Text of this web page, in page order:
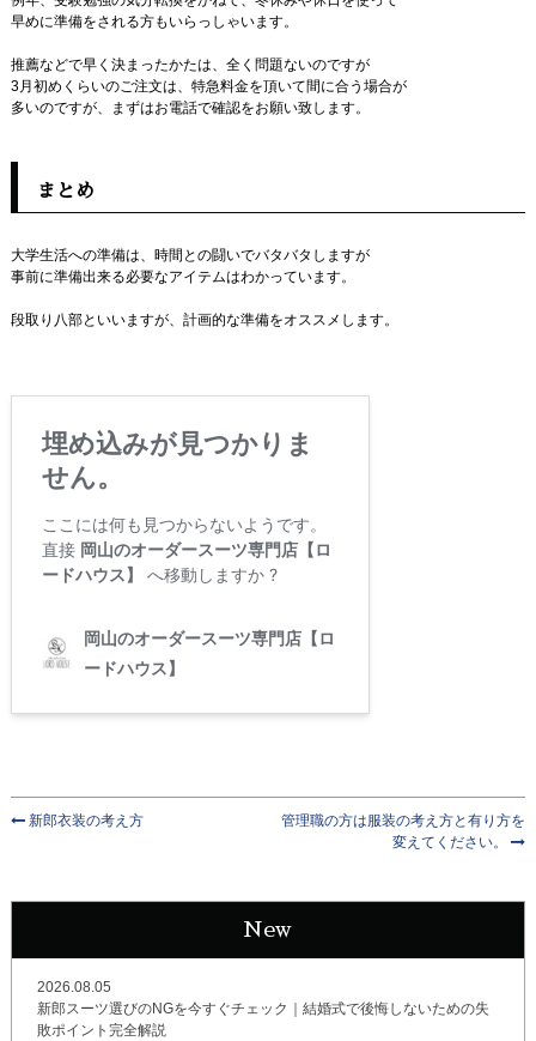
早めに準備をされる方もいらっしゃいます。
推薦などで早く決まったかたは、全く問題ないのですが
3月初めくらいのご注文は、特急料金を頂いて間に合う場合が
多いのですが、まずはお電話で確認をお願い致します。
まとめ
大学生活への準備は、時間との闘いでバタバタしますが
事前に準備出来る必要なアイテムはわかっています。
段取り八部といいますが、計画的な準備をオススメします。
新郎衣装の考え方
管理職の方は服装の考え方と有り方を
変えてください。
New
2026.08.05
新郎スーツ選びのNGを今すぐチェック｜結婚式で後悔しないための失
敗ポイント完全解説